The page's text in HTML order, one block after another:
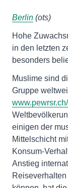
Berlin (ots)
Hohe
in den letzten
besonders
Muslime sind
Gruppe
einigen der
Mittelschicht
Konsum-
Anstieg